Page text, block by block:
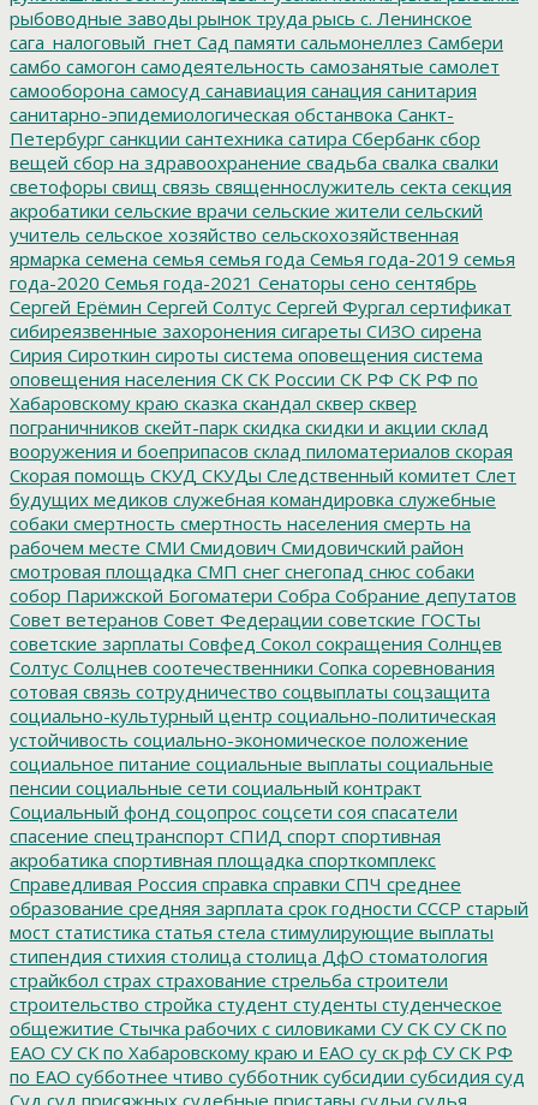
рыбоводные заводы рынок труда рысь с. Ленинское
сага_налоговый_гнет Сад памяти сальмонеллез Самбери
самбо самогон самодеятельность самозанятые самолет
самооборона самосуд санавиация санация санитария
санитарно-эпидемиологическая обстанвока Санкт-
Петербург санкции сантехника сатира Сбербанк сбор
вещей сбор на здравоохранение свадьба свалка свалки
светофоры свищ связь священнослужитель секта секция
акробатики сельские врачи сельские жители сельский
учитель сельское хозяйство сельскохозяйственная
ярмарка семена семья семья года Семья года-2019 семья
года-2020 Семья года-2021 Сенаторы сено сентябрь
Сергей Ерёмин Сергей Солтус Сергей Фургал сертификат
сибиреязвенные захоронения сигареты СИЗО сирена
Сирия Сироткин сироты система оповещения система
оповещения населения СК СК России СК РФ СК РФ по
Хабаровскому краю сказка скандал сквер сквер
пограничников скейт-парк скидка скидки и акции склад
вооружения и боеприпасов склад пиломатериалов скорая
Скорая помощь СКУД СКУДы Следственный комитет Слет
будущих медиков служебная командировка служебные
собаки смертность смертность населения смерть на
рабочем месте СМИ Смидович Смидовичский район
смотровая площадка СМП снег снегопад снюс собаки
собор Парижской Богоматери Собра Собрание депутатов
Совет ветеранов Совет Федерации советские ГОСТы
советские зарплаты Совфед Сокол сокращения Солнцев
Солтус Солцнев соотечественники Сопка соревнования
сотовая связь сотрудничество соцвыплаты соцзащита
социально-культурный центр социально-политическая
устойчивость социально-экономическое положение
социальное питание социальные выплаты социальные
пенсии социальные сети социальный контракт
Социальный фонд соцопрос соцсети соя спасатели
спасение спецтранспорт СПИД спорт спортивная
акробатика спортивная площадка спорткомплекс
Справедливая Россия справка справки СПЧ среднее
образование средняя зарплата срок годности СССР старый
мост статистика статья стела стимулирующие выплаты
стипендия стихия столица столица ДфО стоматология
страйкбол страх страхование стрельба строители
строительство стройка студент студенты студенческое
общежитие Стычка рабочих с силовиками СУ СК СУ СК по
ЕАО СУ СК по Хабаровскому краю и ЕАО су ск рф СУ СК РФ
по ЕАО субботнее чтиво субботник субсидии субсидия суд
Суд суд присяжных судебные приставы судьи судья